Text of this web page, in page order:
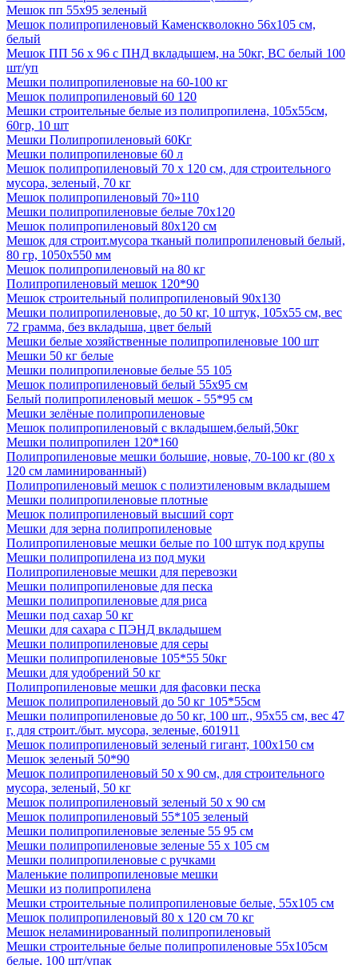
Мешок пп 55х95 зеленый
Мешок полипропиленовый Каменскволокно 56х105 см,
белый
Мешок ПП 56 х 96 с ПНД вкладышем, на 50кг, ВС белый 100
шт/уп
Мешки полипропиленовые на 60-100 кг
Мешок полипропиленовый 60 120
Мешки строительные белые из полипропилена, 105х55см,
60гр, 10 шт
Мешки Полипропиленовый 60Кг
Мешки полипропиленовые 60 л
Мешок полипропиленовый 70 х 120 см, для строительного
мусора, зеленый, 70 кг
Мешок полипропиленовый 70»110
Мешки полипропиленовые белые 70х120
Мешок полипропиленовый 80х120 см
Мешок для строит.мусора тканый полипропиленовый белый,
80 гр, 1050х550 мм
Мешок полипропиленовый на 80 кг
Полипропиленовый мешок 120*90
Мешок строительный полипропиленовый 90х130
Мешки полипропиленовые, до 50 кг, 10 штук, 105x55 см, вес
72 грамма, без вкладыша, цвет белый
Мешки белые хозяйственные полипропиленовые 100 шт
Мешки 50 кг белые
Мешки полипропиленовые белые 55 105
Мешок полипропиленовый белый 55х95 см
Белый полипропиленовый мешок - 55*95 см
Мешки зелёные полипропиленовые
Мешок полипропиленовый с вкладышем,белый,50кг
Мешки полипропилен 120*160
Полипропиленовые мешки большие, новые, 70-100 кг (80 х
120 см ламинированный)
Полипропиленовый мешок с полиэтиленовым вкладышем
Мешки полипропиленовые плотные
Мешок полипропиленовый высший сорт
Мешки для зерна полипропиленовые
Полипропиленовые мешки белые по 100 штук под крупы
Мешки полипропилена из под муки
Полипропиленовые мешки для перевозки
Мешки полипропиленовые для песка
Мешки полипропиленовые для риса
Мешки под сахар 50 кг
Мешки для сахара с ПЭНД вкладышем
Мешки полипропиленовые для серы
Мешки полипропиленовые 105*55 50кг
Мешки для удобрений 50 кг
Полипропиленовые мешки для фасовки песка
Мешок полипропиленовый до 50 кг 105*55см
Мешки полипропиленовые до 50 кг, 100 шт., 95х55 см, вес 47
г, для строит./быт. мусора, зеленые, 601911
Мешок полипропиленовый зеленый гигант, 100х150 см
Мешок зеленый 50*90
Мешок полипропиленовый 50 х 90 см, для строительного
мусора, зеленый, 50 кг
Мешок полипропиленовый зеленый 50 х 90 см
Мешок полипропиленовый 55*105 зеленый
Мешки полипропиленовые зеленые 55 95 см
Мешки полипропиленовые зеленые 55 х 105 см
Мешки полипропиленовые с ручками
Маленькие полипропиленовые мешки
Мешки из полипропилена
Мешки строительные полипропиленовые белые, 55х105 см
Мешок полипропиленовый 80 х 120 см 70 кг
Мешок неламинированный полипропиленовый
Мешки строительные белые полипропиленовые 55х105см
белые, 100 шт/упак